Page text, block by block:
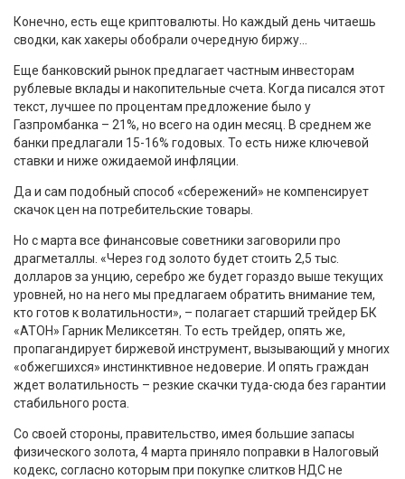
Конечно, есть еще криптовалюты. Но каждый день читаешь
сводки, как хакеры обобрали очередную биржу...
Еще банковский рынок предлагает частным инвесторам
рублевые вклады и накопительные счета. Когда писался этот
текст, лучшее по процентам предложение было у
Газпромбанка – 21%, но всего на один месяц. В среднем же
банки предлагали 15-16% годовых. То есть ниже ключевой
ставки и ниже ожидаемой инфляции.
Да и сам подобный способ «сбережений» не компенсирует
скачок цен на потребительские товары.
Но с марта все финансовые советники заговорили про
драгметаллы. «Через год золото будет стоить 2,5 тыс.
долларов за унцию, серебро же будет гораздо выше текущих
уровней, но на него мы предлагаем обратить внимание тем,
кто готов к волатильности», – полагает старший трейдер БК
«АТОН» Гарник Меликсетян. То есть трейдер, опять же,
пропагандирует биржевой инструмент, вызывающий у многих
«обжегшихся» инстинктивное недоверие. И опять граждан
ждет волатильность – резкие скачки туда-сюда без гарантии
стабильного роста.
Со своей стороны, правительство, имея большие запасы
физического золота, 4 марта приняло поправки в Налоговый
кодекс, согласно которым при покупке слитков НДС не